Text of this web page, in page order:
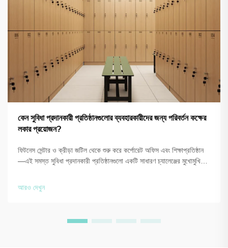
কেন সুবিধা প্রদানকারী প্রতিষ্ঠানগুলোর ব্যবহারকারীদের জন্য পরিবর্তন কক্ষের
লকার প্রয়োজন?
ফিটনেস সেন্টার ও ক্রীড়া জটিল থেকে শুরু করে কর্পোরেট অফিস এবং শিক্ষাপ্রতিষ্ঠান
—এই সমস্ত সুবিধা প্রদানকারী প্রতিষ্ঠানগুলো একটি সাধারণ চ্যালেঞ্জের মুখোমুখি
আরও দেখুন